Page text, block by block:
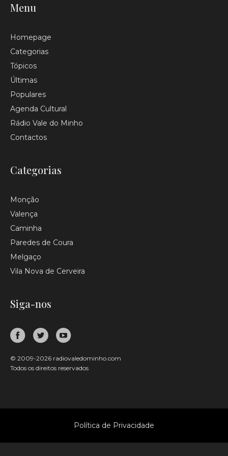
Menu
Homepage
Categorias
Tópicos
Últimas
Populares
Agenda Cultural
Rádio Vale do Minho
Contactos
Categorias
Monção
Valença
Caminha
Paredes de Coura
Melgaço
Vila Nova de Cerveira
Siga-nos
© 2009-2026 radiovaledominho.com
Todos os direitos reservados
Política de Privacidade